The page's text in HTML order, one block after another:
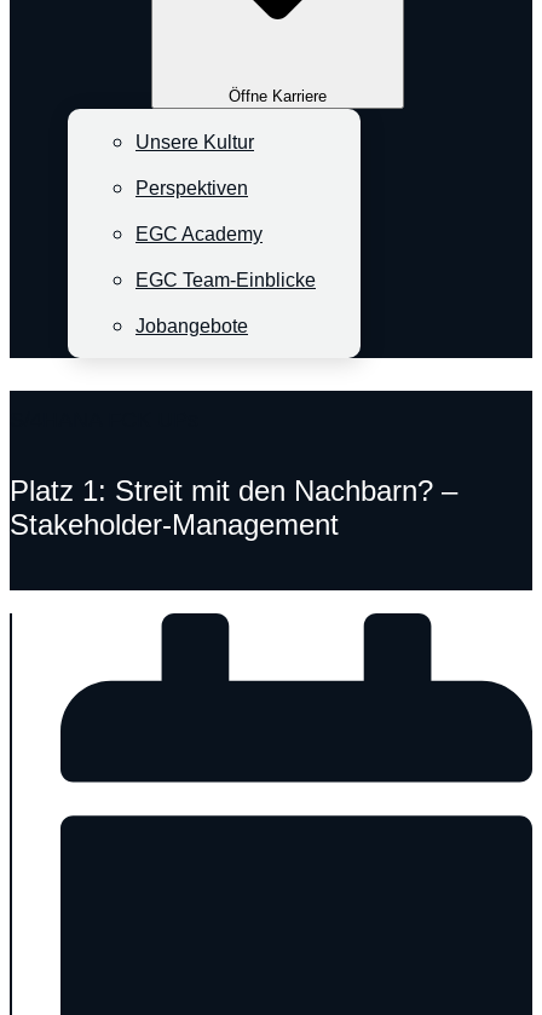
Öffne Karriere
Unsere Kultur
Perspektiven
EGC Academy
EGC Team-Einblicke
Jobangebote
Platz 1: Streit mit den Nachbarn? –
Stakeholder-Management